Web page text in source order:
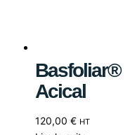
Basfoliar®
Acical
120,00 € HT